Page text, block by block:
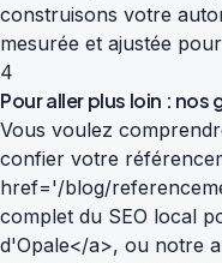
construisons votre
mesurée et ajustée
4
Pour aller plus loin : nos
Vous voulez
confier votre
href='/blog/
complet du SEO local
d'Opale</a>, ou notre